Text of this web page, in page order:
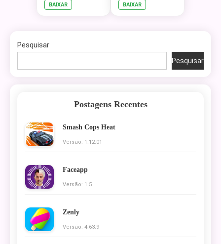
BAIXAR BAIXAR
Pesquisar
Pesquisar
Postagens Recentes
Smash Cops Heat
Versão: 1.12.01
Faceapp
Versão: 1.5
Zenly
Versão: 4.63.9